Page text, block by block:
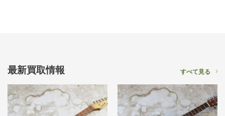
最新買取情報 すべて見る